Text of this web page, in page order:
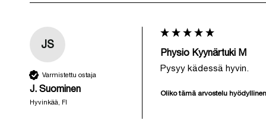
JS
Varmistettu ostaja
J. Suominen
Hyvinkää, FI
Physio Kyynärtuki M
Pysyy kädessä hyvin.
Oliko tämä arvostelu